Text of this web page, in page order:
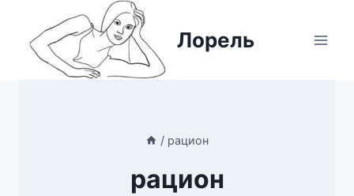
содержимому
Лорель
/ рацион
рацион